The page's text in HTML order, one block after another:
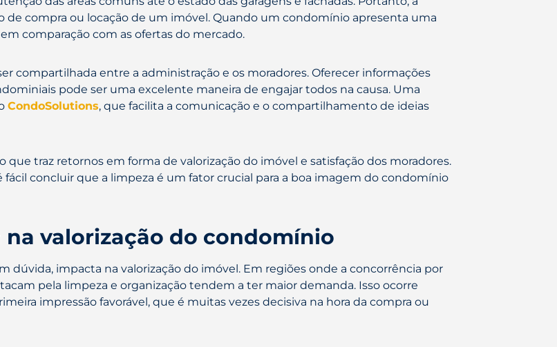
compra ou locação de um imóvel. Quando um condomínio apresenta uma
comparação com as ofertas do mercado.
compartilhada entre a administração e os moradores. Oferecer informações
pode ser uma excelente maneira de engajar todos na causa. Uma
CondoSolutions, que facilita a comunicação e o compartilhamento de ideias
traz retornos em forma de valorização do imóvel e satisfação dos moradores.
concluir que a limpeza é um fator crucial para a boa imagem do condomínio
valorização do condomínio
dúvida, impacta na valorização do imóvel. Em regiões onde a concorrência por
pela limpeza e organização tendem a ter maior demanda. Isso ocorre
impressão favorável, que é muitas vezes decisiva na hora da compra ou